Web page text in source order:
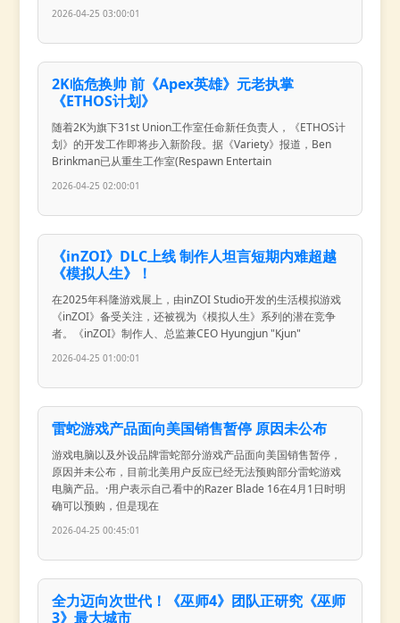
2026-04-25 03:00:01
2K临危换帅 前《Apex英雄》元老执掌
《ETHOS计划》
随着2K为旗下31st Union工作室任命新任负责人，《ETHOS计
划》的开发工作即将步入新阶段。据《Variety》报道，Ben
Brinkman已从重生工作室(Respawn Entertain
2026-04-25 02:00:01
《inZOI》DLC上线 制作人坦言短期内难超越
《模拟人生》！
在2025年科隆游戏展上，由inZOI Studio开发的生活模拟游戏
《inZOI》备受关注，还被视为《模拟人生》系列的潜在竞争
者。《inZOI》制作人、总监兼CEO Hyungjun "Kjun"
2026-04-25 01:00:01
雷蛇游戏产品面向美国销售暂停 原因未公布
游戏电脑以及外设品牌雷蛇部分游戏产品面向美国销售暂停，
原因并未公布，目前北美用户反应已经无法预购部分雷蛇游戏
电脑产品。·用户表示自己看中的Razer Blade 16在4月1日时明
确可以预购，但是现在
2026-04-25 00:45:01
全力迈向次世代！《巫师4》团队正研究《巫师
3》最大城市